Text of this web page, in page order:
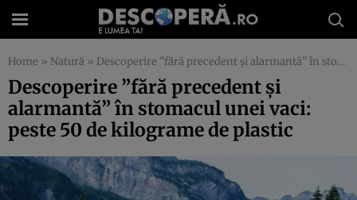
Home » Natură » Descoperire ”fără precedent şi alarmantă” în stomacul unei vaci: peste 50 de kilograme de plastic
Descoperire ”fără precedent şi
alarmantă” în stomacul unei vaci:
peste 50 de kilograme de plastic